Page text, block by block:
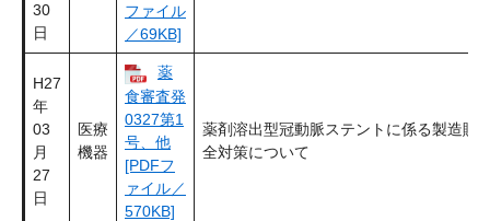
30
日
ファイル
／69KB]
H27
年
03
月
27
日
医療
機器
薬
食審査発
0327第1
号、他
[PDFフ
ァイル／
570KB]
薬剤溶出型冠動脈ステントに係る製造販
全対策について